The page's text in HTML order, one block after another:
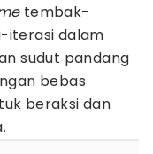
tembak-
iterasi dalam
sudut pandang
bebas
beraksi dan